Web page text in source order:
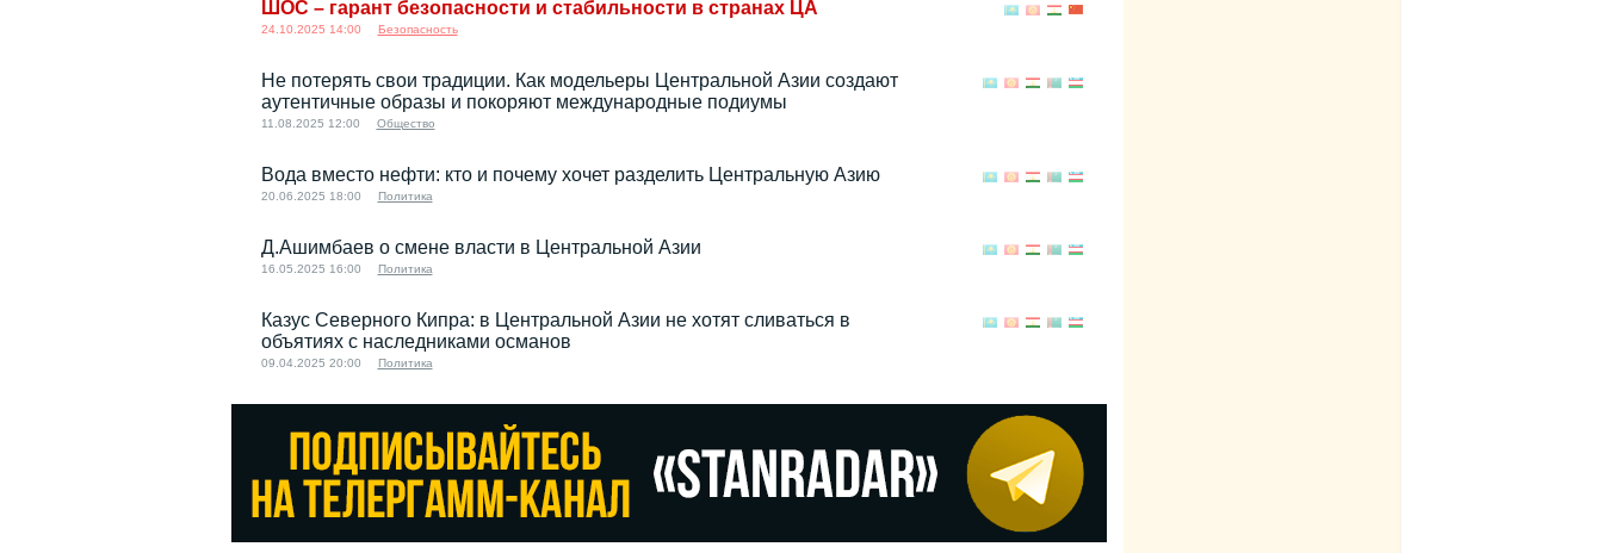
ШОС – гарант безопасности и стабильности в странах ЦА
24.10.2025 14:00 Безопасность
Не потерять свои традиции. Как модельеры Центральной Азии создают
аутентичные образы и покоряют международные подиумы
11.08.2025 12:00 Общество
Вода вместо нефти: кто и почему хочет разделить Центральную Азию
20.06.2025 18:00 Политика
Д.Ашимбаев о смене власти в Центральной Азии
16.05.2025 16:00 Политика
Казус Северного Кипра: в Центральной Азии не хотят сливаться в
объятиях с наследниками османов
09.04.2025 20:00 Политика